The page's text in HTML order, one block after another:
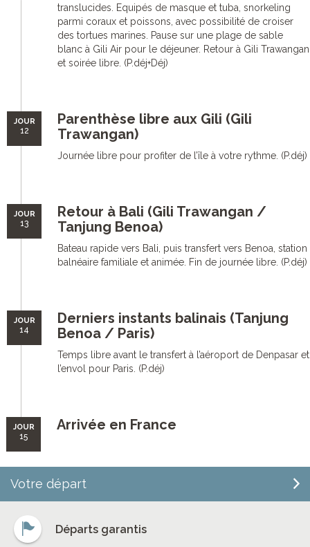
translucides. Equipés de masque et tuba, snorkeling
parmi coraux et poissons, avec possibilité de croiser
des tortues marines. Pause sur une plage de sable
blanc à Gili Air pour le déjeuner. Retour à Gili Trawangan
et soirée libre. (P.déj+Déj)
JOUR
12
Parenthèse libre aux Gili (Gili
Trawangan)
Journée libre pour profiter de l’île à votre rythme. (P.déj)
JOUR
13
Retour à Bali (Gili Trawangan /
Tanjung Benoa)
Bateau rapide vers Bali, puis transfert vers Benoa, station
balnéaire familiale et animée. Fin de journée libre. (P.déj)
JOUR
14
Derniers instants balinais (Tanjung
Benoa / Paris)
Temps libre avant le transfert à l’aéroport de Denpasar et
l’envol pour Paris. (P.déj)
JOUR
15
Arrivée en France
Votre départ
Départs garantis